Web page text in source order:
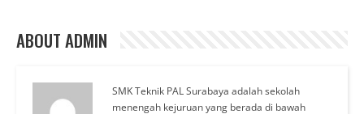
ABOUT ADMIN
SMK Teknik PAL Surabaya adalah sekolah
menengah kejuruan yang berada di bawah